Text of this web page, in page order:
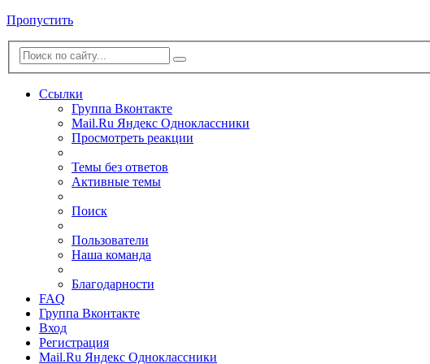
Пропустить
Ссылки
Группа Вконтакте
Mail.Ru Яндекс Одноклассники
Просмотреть реакции
Темы без ответов
Активные темы
Поиск
Пользователи
Наша команда
Благодарности
FAQ
Группа Вконтакте
Вход
Регистрация
Mail.Ru Яндекс Одноклассники